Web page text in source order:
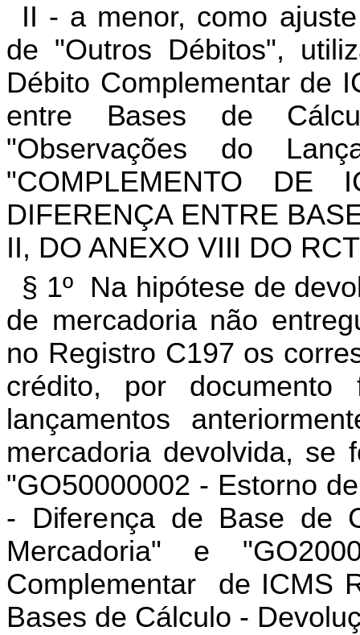
II - a menor, como
de "Outros Débitos",
Débito Complementar de
entre Bases de
"Observações do
"COMPLEMENTO
DIFERENÇA ENTRE
II, DO ANEXO VIII DO
§ 1º Na hipótese de
de mercadoria não
no Registro C197 os
crédito, por
lançamentos
mercadoria devolvida, se
"GO50000002 - Estorno
- Diferença de Base de
Mercadoria" e
Complementar de ICMS
Bases de Cálculo -